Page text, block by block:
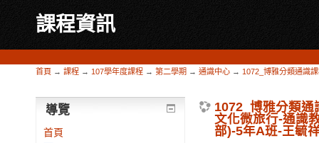
課程資訊
首頁 → 課程 → 107學年度課程 → 第二學期 → 通識中心 → 1072_博雅分類通識
1072_博雅分類通
文化微旅行-通識
部)-5年A班-王毓
導覽
首頁